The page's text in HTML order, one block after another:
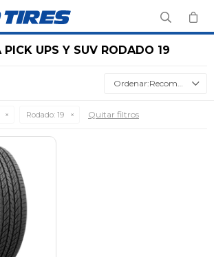
PICK UPS Y SUV RODADO 19
Recomendados
Rodado: 19 Quitar filtros